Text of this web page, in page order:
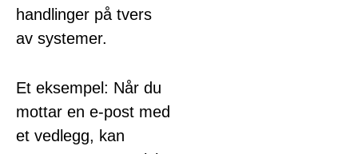
handlinger på tvers
av systemer.
Et eksempel: Når du
mottar en e-post med
et vedlegg, kan